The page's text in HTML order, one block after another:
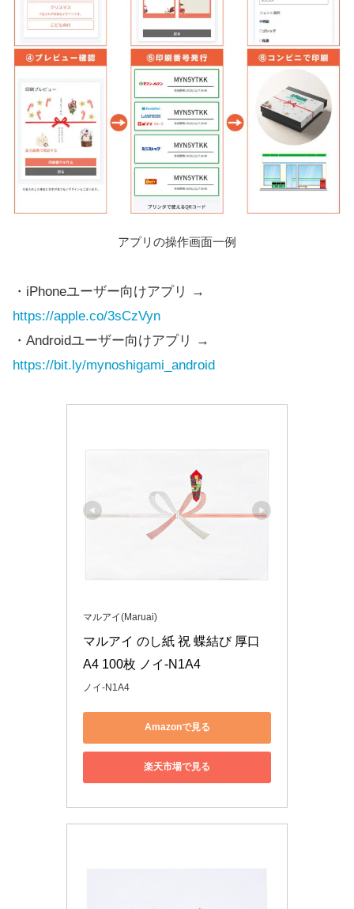
アプリの操作画面一例
・iPhoneユーザー向けアプリ →
https://apple.co/3sCzVyn
・Androidユーザー向けアプリ →
https://bit.ly/mynoshigami_android
マルアイ(Maruai)
マルアイ のし紙 祝 蝶結び 厚口
A4 100枚 ノイ-N1A4
ノイ-N1A4
Amazonで見る
楽天市場で見る